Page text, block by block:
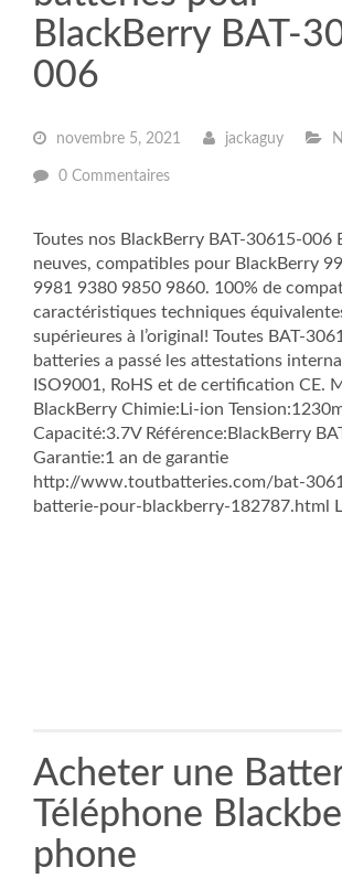
BlackBerry BAT-
006
novembre 5, 2021 jackaguy
0 Commentaires
Toutes nos BlackBerry BAT-30615-006
neuves, compatibles pour BlackBerry
9981 9380 9850 9860. 100% de
caractéristiques techniques
supérieures à l’original! Toutes BAT-
batteries a passé les attestations
ISO9001, RoHS et de certification CE.
BlackBerry Chimie:Li-ion
Capacité:3.7V Référence:BlackBerry
Garantie:1 an de garantie
http://www.toutbatteries.com/bat-
batterie-pour-blackberry-182787.html
Acheter une
Téléphone
phone